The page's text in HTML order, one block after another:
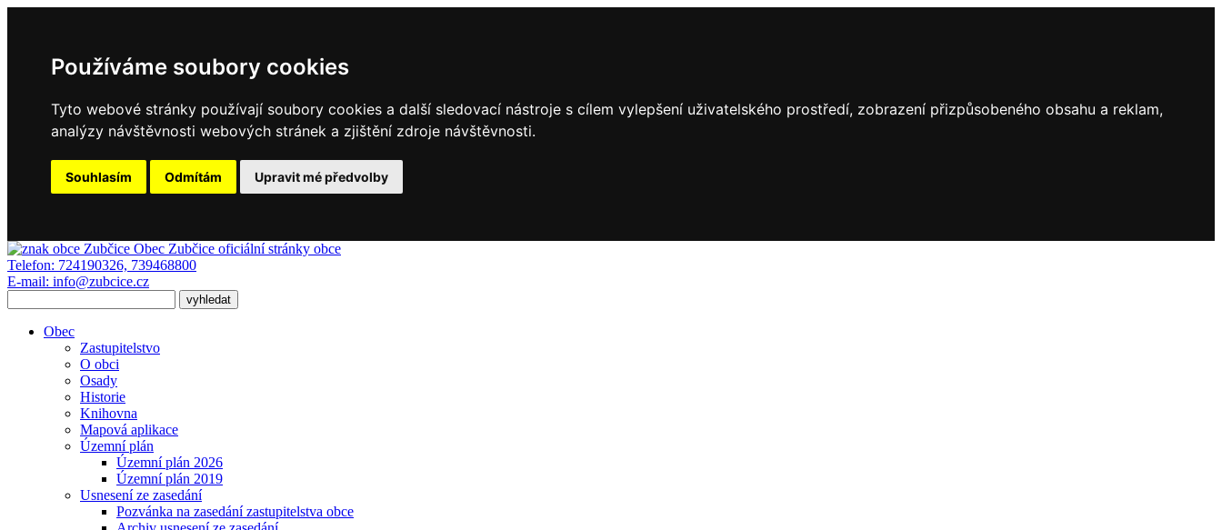
Používáme soubory cookies
Tyto webové stránky používají soubory cookies a další sledovací nástroje s cílem vylepšení uživatelského prostředí, zobrazení přizpůsobeného obsahu a reklam,
analýzy návštěvnosti webových stránek a zjištění zdroje návštěvnosti.
Souhlasím Odmítám Upravit mé předvolby
Obec Zubčice oficiální stránky obce
Telefon: 724190326, 739468800
E-mail: info@zubcice.cz
Obec
Zastupitelstvo
O obci
Osady
Historie
Knihovna
Mapová aplikace
Územní plán
Územní plán 2026
Územní plán 2019
Usnesení ze zasedání
Pozvánka na zasedání zastupitelstva obce